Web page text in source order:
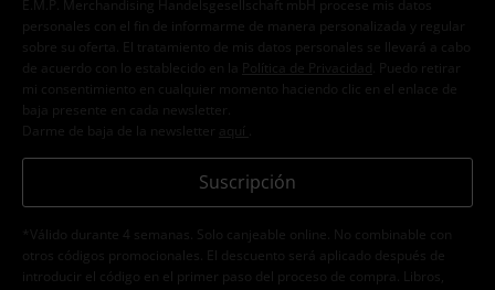
E.M.P. Merchandising Handelsgesellschaft mbH procese mis datos
personales con el fin de informarme de manera personalizada y regular
sobre su oferta. El tratamiento de mis datos personales se llevará a cabo
de acuerdo con lo establecido en la
Política de Privacidad . Puedo retirar
mi consentimiento en cualquier momento haciendo clic en el enlace de
baja presente en cada newsletter.
Darme de baja de la newsletter
aquí
Suscripción
*Válido durante 4 semanas. Solo canjeable online. No combinable con
otros códigos promocionales. El descuento será aplicado después de
introducir el código en el primer paso del proceso de compra. Libros,